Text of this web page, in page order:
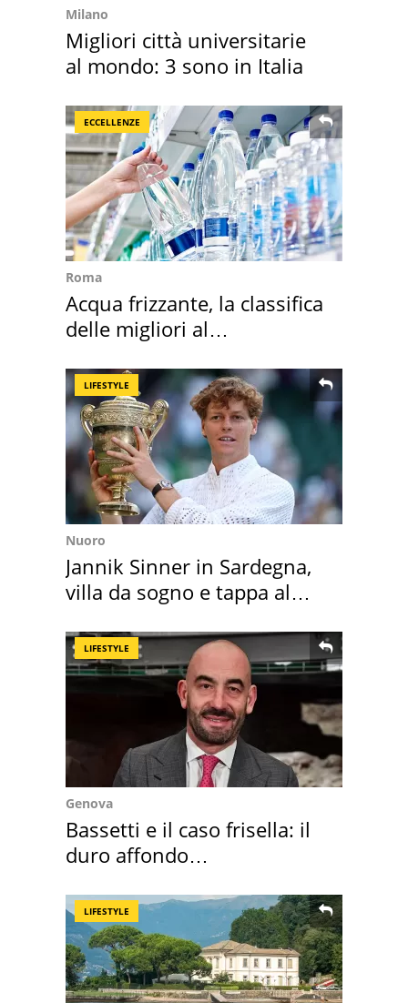
Milano
Migliori città universitarie
al mondo: 3 sono in Italia
ECCELLENZE
Roma
Acqua frizzante, la classifica
delle migliori al
LIFESTYLE
Nuoro
Jannik Sinner in Sardegna,
villa da sogno e tappa al
LIFESTYLE
Genova
Bassetti e il caso frisella: il
duro affondo
LIFESTYLE